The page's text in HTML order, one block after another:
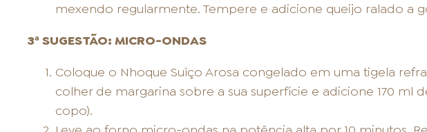
mexendo regularmente. Tempere e adicione queijo ralado a
3ª SUGESTÃO: MICRO-ONDAS
Coloque o Nhoque Suíço Arosa congelado em uma tigela
colher de margarina sobre a sua superfície e adicione 170 ml
copo).